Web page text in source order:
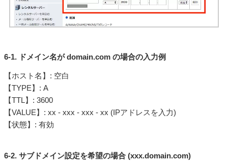
6-1. ドメイン名が domain.com の場合の入力例
【ホスト名】: 空白
【TYPE】: A
【TTL】: 3600
【VALUE】: xx - xxx - xxx - xx (IPアドレスを入力)
【状態】: 有効
6-2. サブドメイン設定を希望の場合 (xxx.domain.com)